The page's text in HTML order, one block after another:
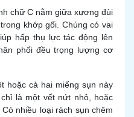
chữ C nằm giữa xương đùi
khớp gối. Chúng có vai
hấp thụ lực tác động lên
phối đều trọng lượng cơ
hoặc cả hai miếng sụn này
là một vết nứt nhỏ, hoặc
nhiều loại rách sụn chêm